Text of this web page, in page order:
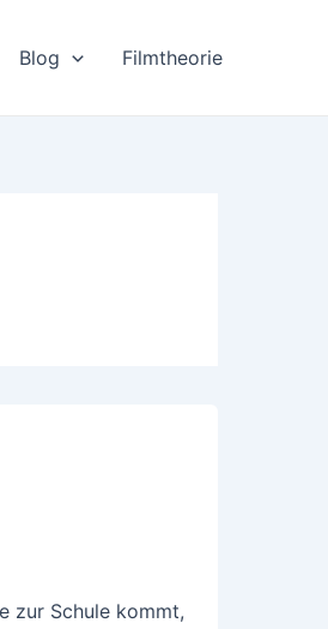
Blog Filmtheorie
zur Schule kommt,